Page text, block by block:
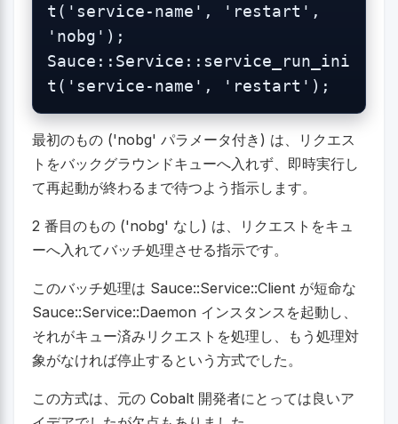
t('service-name', 'restart',
'nobg');
Sauce::Service::service_run_ini
t('service-name', 'restart');
最初のもの ('nobg' パラメータ付き) は、リクエス
トをバックグラウンドキューへ入れず、即時実行し
て再起動が終わるまで待つよう指示します。
2 番目のもの ('nobg' なし) は、リクエストをキュ
ーへ入れてバッチ処理させる指示です。
このバッチ処理は Sauce::Service::Client が短命な
Sauce::Service::Daemon インスタンスを起動し、
それがキュー済みリクエストを処理し、もう処理対
象がなければ停止するという方式でした。
この方式は、元の Cobalt 開発者にとっては良いア